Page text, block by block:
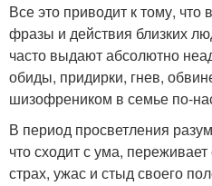
Все это приводит к тому,
фразы и действия близких
часто выдают абсолютно
обиды, придирки, гнев,
шизофреником в семье по-
В период просветления
что сходит с ума,
страх, ужас и стыд своего